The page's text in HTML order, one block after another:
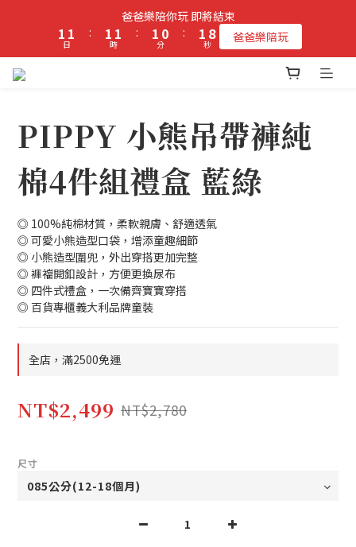
立即加入PIPPY會員即贈$100元購物金!
爸爸樂陪你玩 即將結束
1
0
1
0
日
:
1
0
1
0
時
:
2
1
0
1
0
分
:
2
1
0
8
7
6
2
1
秒 爸爸樂陪玩
PIPPY 小熊吊帶褲純
棉4件組禮盒 藍綠
◎ 100%純棉材質，柔軟親膚、舒適透氣
◎ 可愛小熊造型口袋，增添童趣細節
◎ 小熊造型圍兜，外出穿搭更加完整
◎ 褲襠開釦設計，方便更換尿布
◎ 四件式禮盒，一次備齊寶寶穿搭
◎ 百貨專櫃義大利品牌童裝
全店，滿2500免運
NT$2,499 NT$2,780
尺寸